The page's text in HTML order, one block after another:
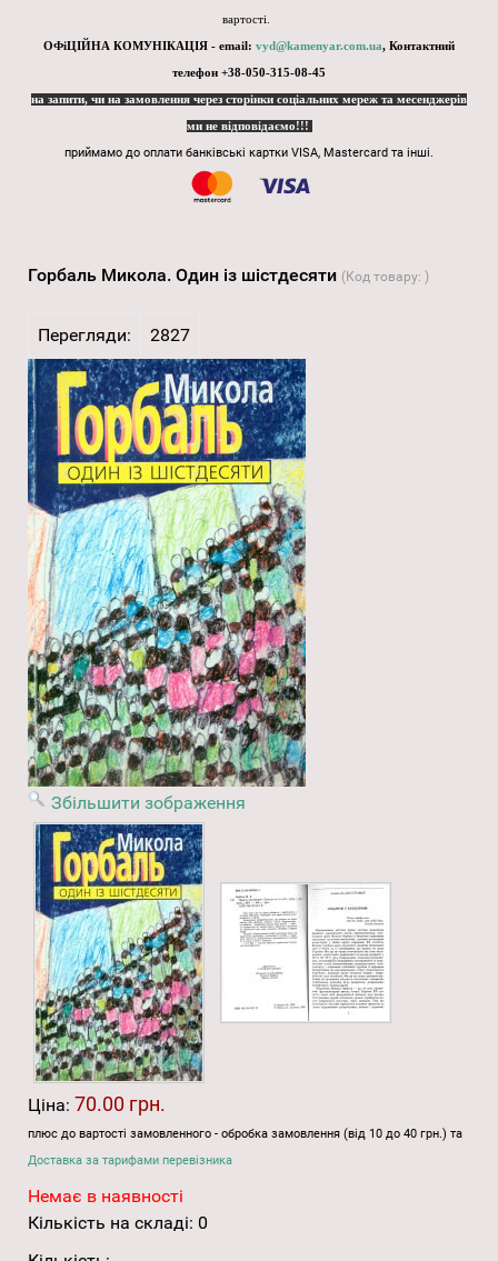
вартості.
ОФіЦІЙНА КОМУНІКАЦІЯ - email: vyd@kamenyar.com.ua, Контактний
телефон +38-050-315-08-45
на запити, чи на замовлення через сторінки соціальних мереж та месенджерів
ми не відповідаємо!!!
приймамо до оплати банківські картки VISA, Mastercard та інші.
Горбаль Микола. Один із шістдесяти (Код товару: )
Перегляди: 2827
Збільшити зображення
Ціна: 70.00 грн.
плюс до вартості замовленного - обробка замовлення (від 10 до 40 грн.) та
Доставка за тарифами перевізника
Немає в наявності
Кількість на складі: 0